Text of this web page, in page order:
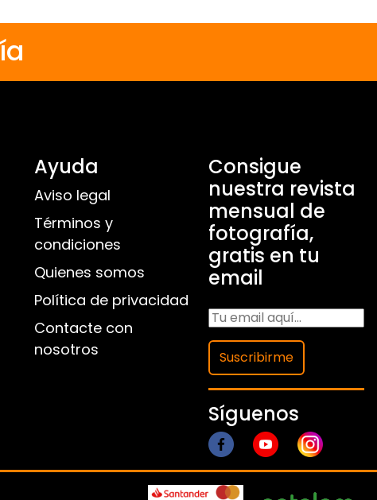
Ayuda
Aviso legal
Términos y
condiciones
Quienes somos
Política de privacidad
Contacte con
nosotros
Consigue
nuestra revista
mensual de
fotografía,
gratis en tu
email
Suscribirme
Síguenos